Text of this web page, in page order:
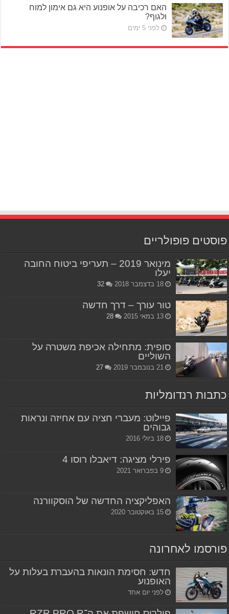
האם רכיבה על אופנוע היא גם אימון למוח
ולגוף?
לפני 5 ימים
פוסטים פופולריים
מינואר 2019 – תעריפי ביטוח החובה
יעלו
18 בדצמבר 2018 32
טור עורך – דרך חדשה
13 במאי 2015 28
סופית: מתחילה אכיפת משטרה על
השוליים
21 בנובמבר 2019 27
כתבות רנדומליות
פיילוט: מעברי חציה עם אחיזה ונראות
גבוהים
18 ביולי 2016
פירלי מציגה: דיאבלו רוסו 4
9 בפברואר 2021
האפליקציה החדשה של הוסקוורנה
15 באוקטובר 2020
פורסמו לאחרונה
חדש: חסימת הונאות בהעברת בעלות על
האופנוע
לפני יום אחד